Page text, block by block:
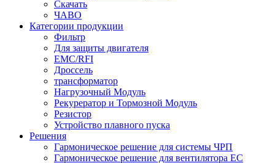
Скачать
ЧАВО
Категории продукции
Фильтр
Для защиты двигателя
EMC/RFI
Дроссель
трансформатор
Нагрузочный Модуль
Рекурератор и Тормозной Модуль
Резистор
Устройство плавного пуска
Решения
Гармоническое решение для системы ЧРП
Гармоническое решение для вентилятора EC